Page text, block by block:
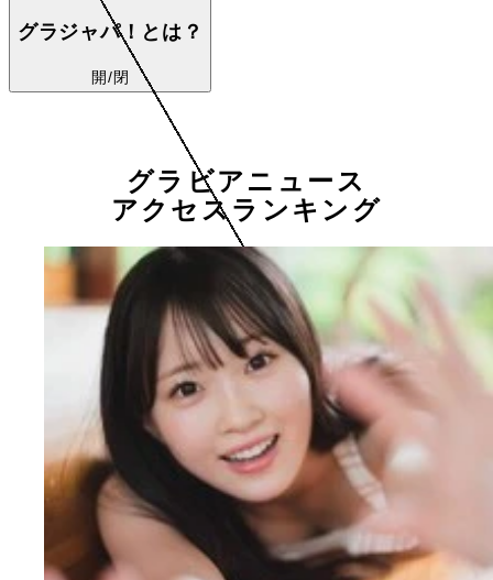
グラジャパ！とは？
開/閉
グラビアニュース
アクセスランキング